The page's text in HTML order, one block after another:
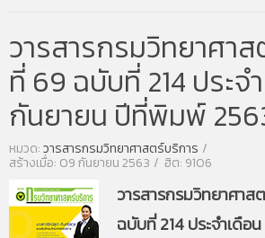
วารสารกรมวิทยาศา
ที่ 69 ฉบับที่ 214 ประจ
กันยายน ปีที่พิมพ์
หมวด:วารสารกรมวิทยาศาสตร์บริการ
สร้างเมื่อ: 09 กันยายน 2563 ฮิต: 9106
วารสารกรมวิทยาศา
ฉบับที่ 214 ประจำเดื